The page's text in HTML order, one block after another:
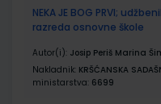
NEKA JE BOG PRVI;
razreda osnovne škole
Autor(i): Josip Periš Marina
Nakladnik: KRŠĆANSKA
ministarstva: 6699